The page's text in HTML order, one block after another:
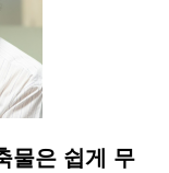
물은 쉽게 무